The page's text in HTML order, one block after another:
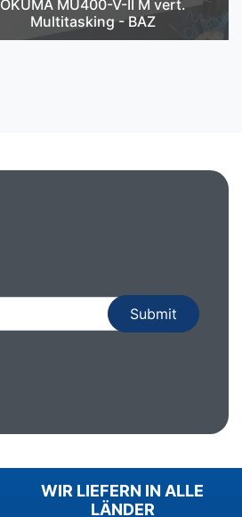
OKUMA MU400-V-II M vert.
Multitasking - BAZ
WIR LIEFERN IN ALLE
LÄNDER